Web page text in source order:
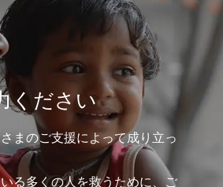
ください
まのご支援によって成り立っ
る多くの人を救うために、ご